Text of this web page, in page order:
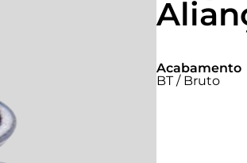
Acabamento
BT / Bruto